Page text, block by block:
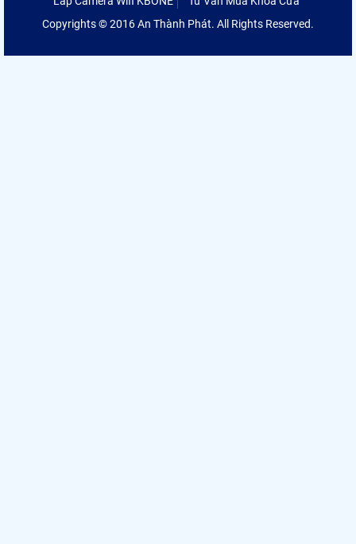
Copyrights © 2016 An Thành Phát. All Rights Reserved.